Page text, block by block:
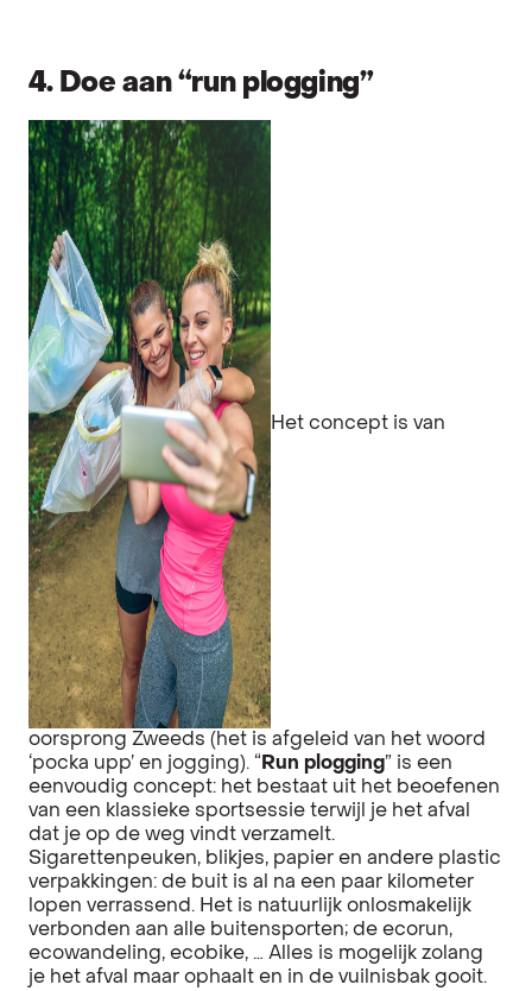
4. Doe aan “run plogging”
Het concept is van
oorsprong Zweeds (het is afgeleid van het woord
‘pocka upp’ en jogging). “ Run plogging” is een
eenvoudig concept: het bestaat uit het beoefenen
van een klassieke sportsessie terwijl je het afval
dat je op de weg vindt verzamelt.
Sigarettenpeuken, blikjes, papier en andere plastic
verpakkingen: de buit is al na een paar kilometer
lopen verrassend. Het is natuurlijk onlosmakelijk
verbonden aan alle buitensporten; de ecorun,
ecowandeling, ecobike, … Alles is mogelijk zolang
je het afval maar ophaalt en in de vuilnisbak gooit.